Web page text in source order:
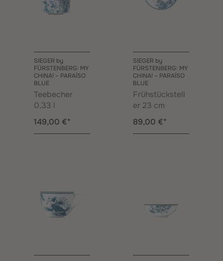
SIEGER by
FÜRSTENBERG: MY
CHINA! – PARAÍSO
BLUE
Teebecher
0,33 l
149,00 €*
SIEGER by
FÜRSTENBERG: MY
CHINA! – PARAÍSO
BLUE
Frühstückstell
er 23 cm
89,00 €*